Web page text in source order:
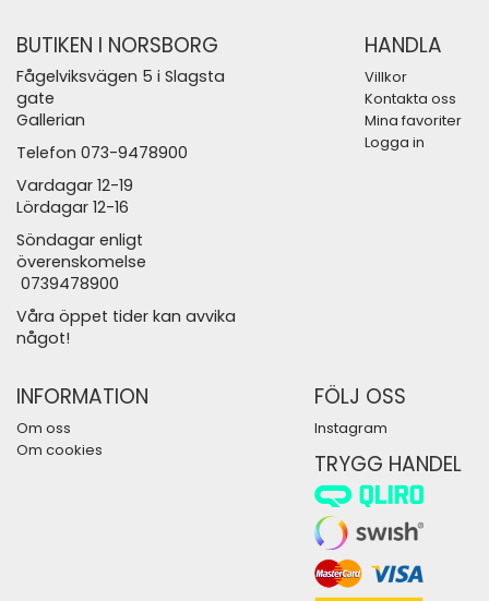
BUTIKEN I NORSBORG
Fågelviksvägen 5 i Slagsta
gate
Gallerian
Telefon 073-9478900
Vardagar 12-19
Lördagar 12-16
Söndagar enligt
överenskomelse
0739478900
Våra öppet tider kan avvika
något!
HANDLA
Villkor
Kontakta oss
Mina favoriter
Logga in
INFORMATION
Om oss
Om cookies
FÖLJ OSS
Instagram
TRYGG HANDEL